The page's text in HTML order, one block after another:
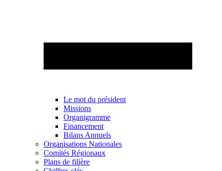
Le mot du président
Missions
Organigramme
Financement
Bilans Annuels
Organisations Nationales
Comités Régionaux
Plans de filière